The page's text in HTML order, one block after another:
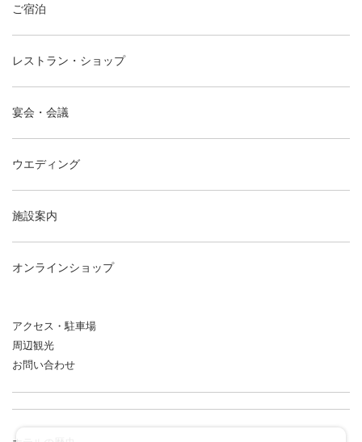
ご宿泊
レストラン・ショップ
宴会・会議
ウエディング
施設案内
オンラインショップ
アクセス・駐車場
周辺観光
お問い合わせ